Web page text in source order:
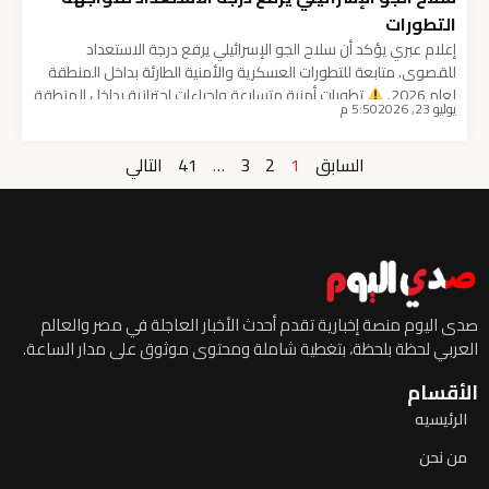
التطورات
إعلام عبري يؤكد أن سلاح الجو الإسرائيلي يرفع درجة الاستعداد
للقصوى. متابعة للتطورات العسكرية والأمنية الطارئة بداخل المنطقة
لعام 2026.
تطورات أمنية متسارعة وإجراءات احترازية بداخل المنطقة
تتجه الأوضاع الإقليمية بصفة مستمرة نحو حالة من الترقب الشديد
المنطقة تدفع الأطراف المختلفة لاتخاذ تدابير أمنية مشددة […]
يوليو 23, 2026 5:50 م
السابق 1
2
3
…
41 التالي
صدى اليوم منصة إخبارية تقدم أحدث الأخبار العاجلة في مصر والعالم
العربي لحظة بلحظة، بتغطية شاملة ومحتوى موثوق على مدار الساعة.
الأقسام
الرئيسيه
من نحن